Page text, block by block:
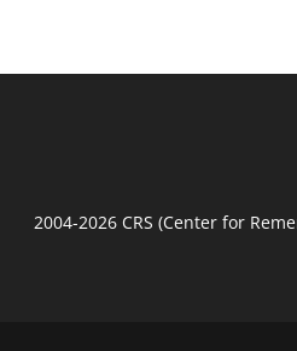
2004-2026 CRS (Center for